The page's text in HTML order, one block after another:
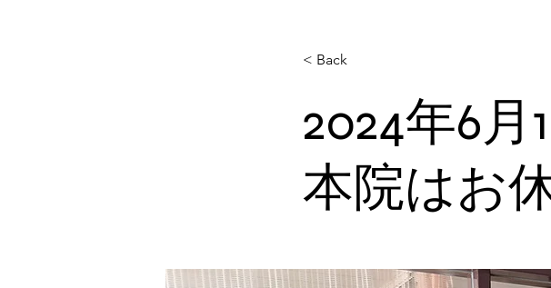
< Back
2024年6月
本院はお